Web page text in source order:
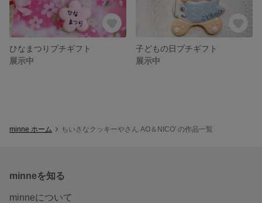
ひなまつりプチギフト
展示中
子どもの日プチギフト
展示中
minne ホーム ちいさなクッキーやさん AO＆NICO' の作品一覧
minneを知る
minneについて